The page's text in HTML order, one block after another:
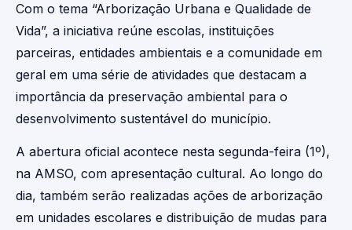
Com o tema “Arborização Urbana e Qualidade de
Vida”, a iniciativa reúne escolas, instituições
parceiras, entidades ambientais e a comunidade em
geral em uma série de atividades que destacam a
importância da preservação ambiental para o
desenvolvimento sustentável do município.
A abertura oficial acontece nesta segunda-feira (1º),
na AMSO, com apresentação cultural. Ao longo do
dia, também serão realizadas ações de arborização
em unidades escolares e distribuição de mudas para